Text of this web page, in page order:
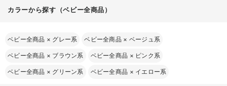
カラーから探す（ベビー全商品）
ベビー全商品 × グレー系 ベビー全商品 × ベージュ系
ベビー全商品 × ブラウン系 ベビー全商品 × ピンク系
ベビー全商品 × グリーン系 ベビー全商品 × イエロー系